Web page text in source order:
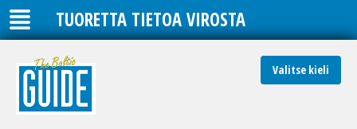
TUORETTA TIETOA VIROSTA
Valitse kieli